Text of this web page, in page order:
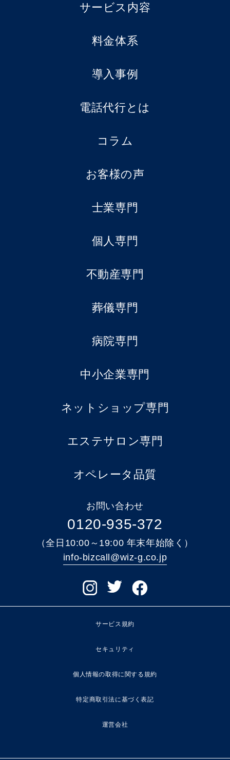
サービス内容
料金体系
導入事例
電話代行とは
コラム
お客様の声
士業専門
個人専門
不動産専門
葬儀専門
病院専門
中小企業専門
ネットショップ専門
エステサロン専門
オペレータ品質
お問い合わせ
0120-935-372
（全日10:00～19:00 年末年始除く）
info-bizcall@wiz-g.co.jp
サービス規約
セキュリティ
個人情報の取得に関する規約
特定商取引法に基づく表記
運営会社